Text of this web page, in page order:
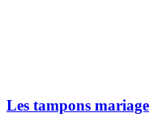
Les tampons mariage